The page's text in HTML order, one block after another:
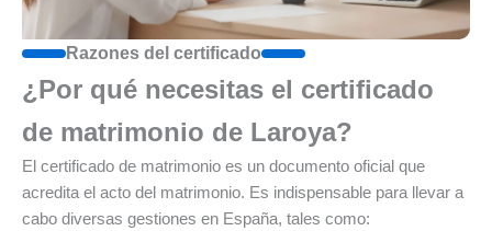
Razones del certificado
¿Por qué necesitas el certificado
de matrimonio de Laroya?
El certificado de matrimonio es un documento oficial que
acredita el acto del matrimonio. Es indispensable para llevar a
cabo diversas gestiones en España, tales como: